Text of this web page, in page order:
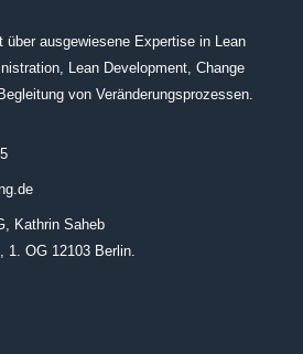
über ausgewiesene Expertise in Lean
Lean Development, Change
von Veränderungsprozessen.
Kathrin Saheb
1. OG 12103 Berlin.